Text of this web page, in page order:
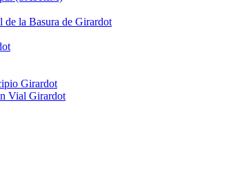
la Basura de Girardot
Girardot
Vial Girardot